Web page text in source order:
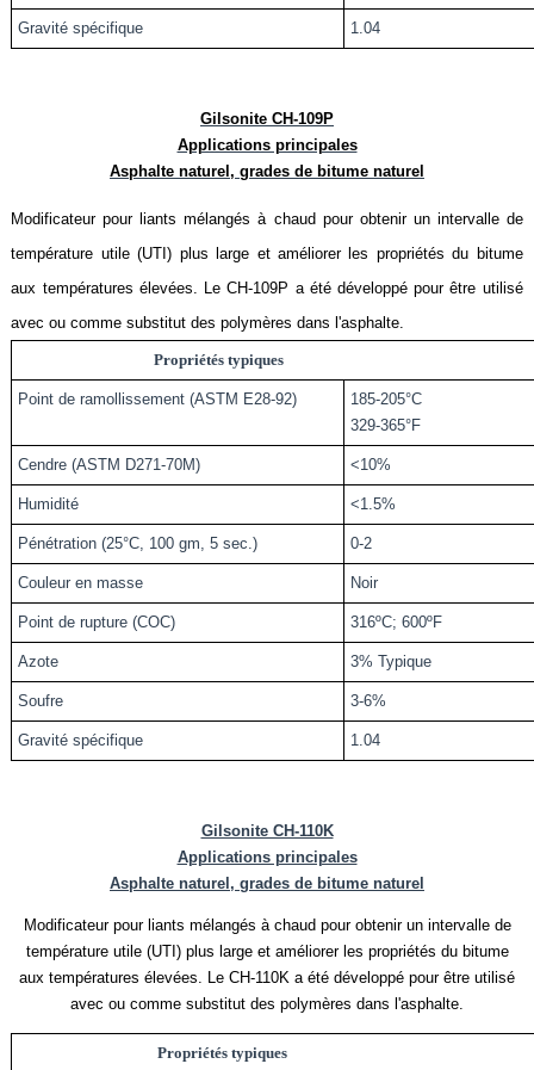
Gravité spécifique 1.04
Gilsonite CH-109P
Applications principales
Asphalte naturel, grades de bitume naturel
Modificateur pour liants mélangés à chaud pour obtenir un intervalle de
température utile (UTI) plus large et améliorer les propriétés du bitume
aux températures élevées. Le CH-109P a été développé pour être utilisé
avec ou comme substitut des polymères dans l'asphalte.
Propriétés typiques
Point de ramollissement (ASTM E28-92)
185-205°C
329-365°F
Cendre (ASTM D271-70M) <10%
Humidité <1.5%
Pénétration (25°C, 100 gm, 5 sec.) 0-2
Couleur en masse Noir
Point de rupture (COC) 316ºC; 600ºF
Azote 3% Typique
Soufre 3-6%
Gravité spécifique 1.04
Gilsonite CH-110K
Applications principales
Asphalte naturel, grades de bitume naturel
Modificateur pour liants mélangés à chaud pour obtenir un intervalle de
température utile (UTI) plus large et améliorer les propriétés du bitume
aux températures élevées. Le CH-110K a été développé pour être utilisé
avec ou comme substitut des polymères dans l'asphalte.
Propriétés typiques